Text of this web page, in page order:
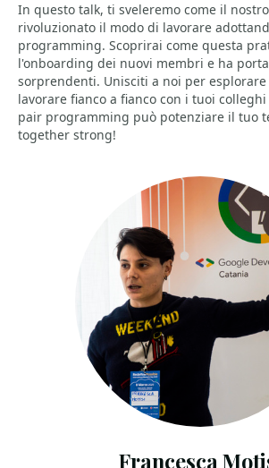
In questo talk, ti sveleremo come il
rivoluzionato il modo di lavorare
programming. Scoprirai come questa
l'onboarding dei nuovi membri e ha
sorprendenti. Unisciti a noi per
lavorare fianco a fianco con i tuoi
pair programming può potenziare il tuo
together strong!
Francesca